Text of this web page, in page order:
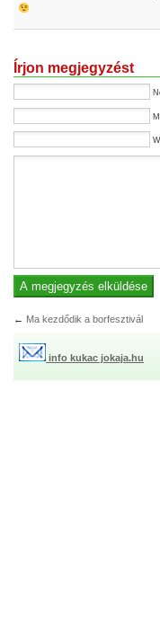
Írjon megjegyzést
← Ma kezdődik a borfesztivál
info kukac jokaja.hu